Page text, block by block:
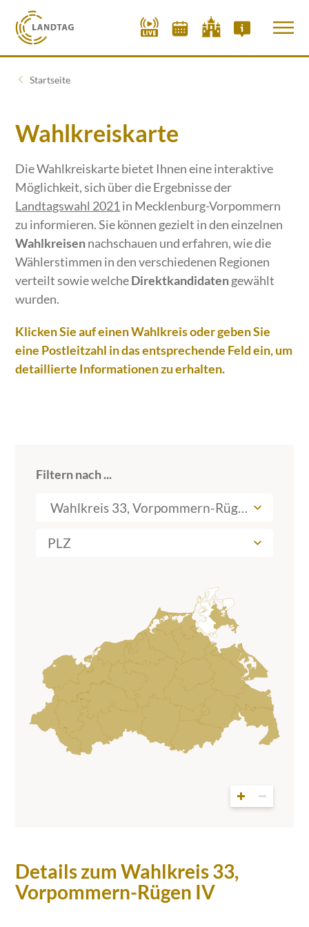
Startseite
Wahlkreiskarte
Die Wahlkreiskarte bietet Ihnen eine interaktive
Möglichkeit, sich über die Ergebnisse der
Landtagswahl 2021 in Mecklenburg-Vorpommern
zu informieren. Sie können gezielt in den einzelnen
Wahlkreisennachschauen und erfahren, wie die
Wählerstimmen in den verschiedenen Regionen
verteilt sowie welcheDirektkandidatengewählt
wurden.
Klicken Sie auf einen Wahlkreis oder geben Sie
eine Postleitzahl in das entsprechende Feld ein, um
detaillierte Informationen zu erhalten.
Filtern nach ...
Wahlkreis 33, Vorpommern-Rügen IV
PLZ
Details zum Wahlkreis 33,
Vorpommern-Rügen IV